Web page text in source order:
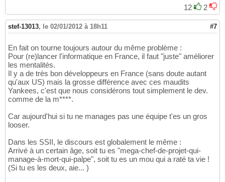
12
2
stef-13013, le 02/01/2012 à 18h11 #7
En fait on tourne toujours autour du même problème :
Pour (re)lancer l'informatique en France, il faut "juste" améliorer
les mentalités.
Il y a de très bon développeurs en France (sans doute autant
qu'aux US) mais la grosse différence avec ces maudits
Yankees, c'est que nous considérons tout simplement le dev.
comme de la m****.
Car aujourd'hui si tu ne manages pas une équipe t'es un gros
looser.
Dans les SSII, le discours est globalement le même :
Arrivé à un certain âge, soit tu es "mega-chef-de-projet-qui-
manage-à-mort-qui-palpe", soit tu es un mou qui a raté ta vie !
(Si tu es les deux, aie... )